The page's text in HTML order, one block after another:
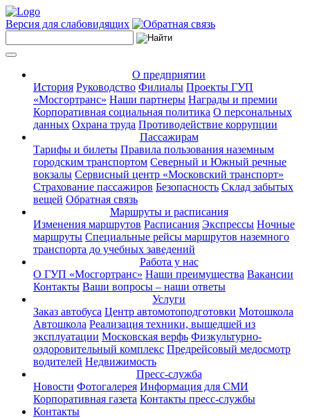
Версия для слабовидящих
О предприятии
История Руководство Филиалы Проекты ГУП
«Мосгортранс» Наши партнеры Награды и премии
Корпоративная социальная политика О персональных
данных Охрана труда Противодействие коррупции
Пассажирам
Тарифы и билеты Правила пользования наземным
городским транспортом Северный и Южный речные
вокзалы Сервисный центр «Московский транспорт»
Страхование пассажиров Безопасность Склад забытых
вещей Обратная связь
Маршруты и расписания
Изменения маршрутов Расписания Экспрессы Ночные
маршруты Специальные рейсы маршрутов наземного
транспорта до учебных заведений
Работа у нас
О ГУП «Мосгортранс» Наши преимущества Вакансии
Контакты Ваши вопросы – наши ответы
Услуги
Заказ автобуса Центр автомотоподготовки Мотошкола
Автошкола Реализация техники, вышедшей из
эксплуатации Московская верфь Физкультурно-
оздоровительный комплекс Предрейсовый медосмотр
водителей Недвижимость
Пресс-служба
Новости Фотогалерея Информация для СМИ
Корпоративная газета Контакты пресс-службы
Контакты